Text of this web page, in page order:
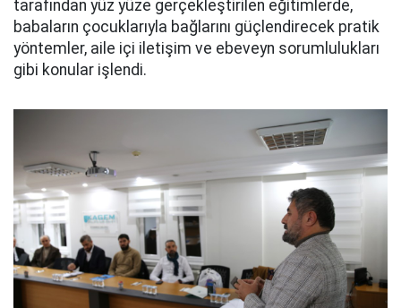
tarafından yüz yüze gerçekleştirilen eğitimlerde,
babaların çocuklarıyla bağlarını güçlendirecek pratik
yöntemler, aile içi iletişim ve ebeveyn sorumlulukları
gibi konular işlendi.